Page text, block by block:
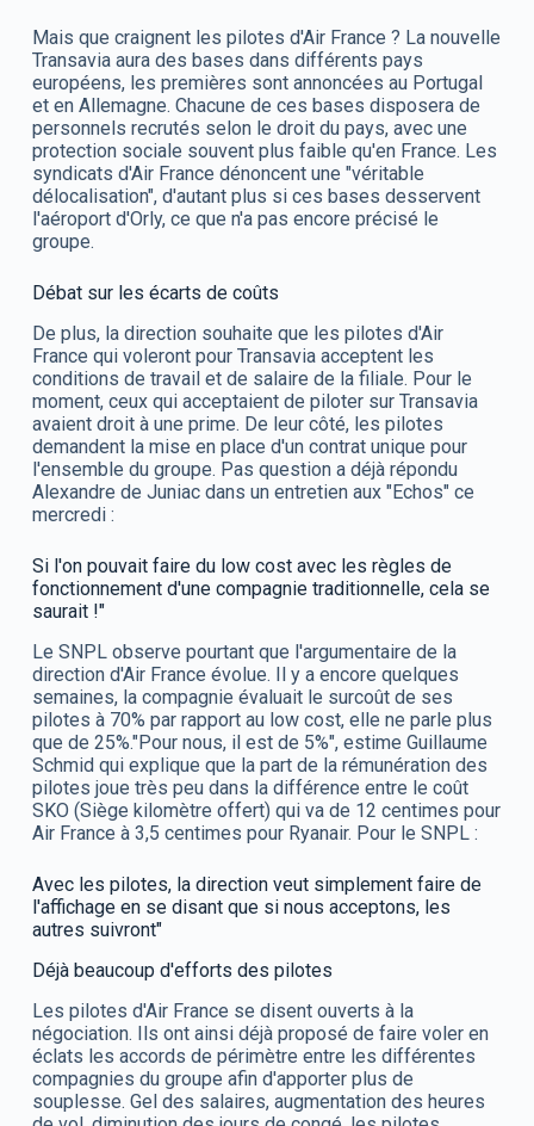
Mais que craignent les pilotes d'Air France ? La nouvelle
Transavia aura des bases dans différents pays
européens, les premières sont annoncées au Portugal
et en Allemagne. Chacune de ces bases disposera de
personnels recrutés selon le droit du pays, avec une
protection sociale souvent plus faible qu'en France. Les
syndicats d'Air France dénoncent une "véritable
délocalisation", d'autant plus si ces bases desservent
l'aéroport d'Orly, ce que n'a pas encore précisé le
groupe.
Débat sur les écarts de coûts
De plus, la direction souhaite que les pilotes d'Air
France qui voleront pour Transavia acceptent les
conditions de travail et de salaire de la filiale. Pour le
moment, ceux qui acceptaient de piloter sur Transavia
avaient droit à une prime. De leur côté, les pilotes
demandent la mise en place d'un contrat unique pour
l'ensemble du groupe. Pas question a déjà répondu
Alexandre de Juniac dans un entretien aux "Echos" ce
mercredi :
Si l'on pouvait faire du low cost avec les règles de
fonctionnement d'une compagnie traditionnelle, cela se
saurait !"
Le SNPL observe pourtant que l'argumentaire de la
direction d'Air France évolue. Il y a encore quelques
semaines, la compagnie évaluait le surcoût de ses
pilotes à 70% par rapport au low cost, elle ne parle plus
que de 25%."Pour nous, il est de 5%", estime Guillaume
Schmid qui explique que la part de la rémunération des
pilotes joue très peu dans la différence entre le coût
SKO (Siège kilomètre offert) qui va de 12 centimes pour
Air France à 3,5 centimes pour Ryanair. Pour le SNPL :
Avec les pilotes, la direction veut simplement faire de
l'affichage en se disant que si nous acceptons, les
autres suivront"
Déjà beaucoup d'efforts des pilotes
Les pilotes d'Air France se disent ouverts à la
négociation. Ils ont ainsi déjà proposé de faire voler en
éclats les accords de périmètre entre les différentes
compagnies du groupe afin d'apporter plus de
souplesse. Gel des salaires, augmentation des heures